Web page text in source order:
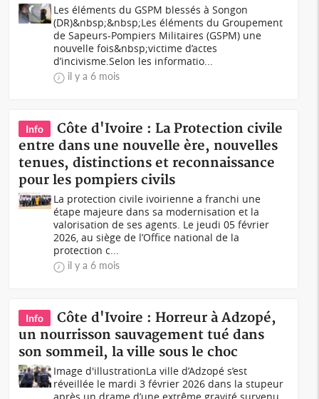
Les éléments du GSPM blessés à Songon
(DR)&nbsp;&nbsp;Les éléments du Groupement
de Sapeurs-Pompiers Militaires (GSPM) une
nouvelle fois&nbsp;victime d’actes
d’incivisme.Selon les informatio...
il y a 6 mois
Info
Côte d'Ivoire : La Protection civile
entre dans une nouvelle ère, nouvelles
tenues, distinctions et reconnaissance
pour les pompiers civils
La protection civile ivoirienne a franchi une
étape majeure dans sa modernisation et la
valorisation de ses agents. Le jeudi 05 février
2026, au siège de l’Office national de la
protection c...
il y a 6 mois
Info
Côte d'Ivoire : Horreur à Adzopé,
un nourrisson sauvagement tué dans
son sommeil, la ville sous le choc
Image d'illustrationLa ville d’Adzopé s’est
réveillée le mardi 3 février 2026 dans la stupeur